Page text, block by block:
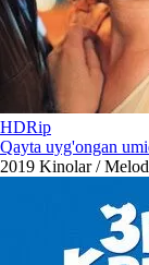
HDRip
Qayta uyg'ongan
2019 Kinolar /